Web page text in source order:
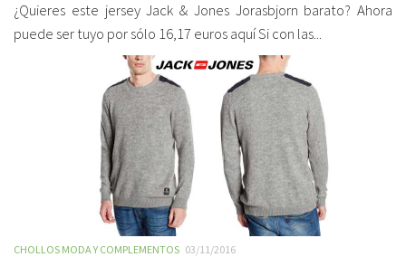
¿Quieres este jersey Jack & Jones Jorasbjorn barato? Ahora
puede ser tuyo por sólo 16,17 euros aquí Si con las...
CHOLLOS MODA Y COMPLEMENTOS 03/11/2016